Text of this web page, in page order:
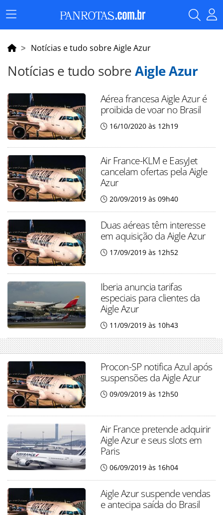
Menu
Principal
Notícias e tudo sobre Aigle Azur
Notícias e tudo sobreAigle Azur
Aérea francesa Aigle Azur é
proibida de voar no Brasil
16/10/2020 às 12h19
Air France-KLM e EasyJet
cancelam ofertas pela Aigle
Azur
20/09/2019 às 09h40
Duas aéreas têm interesse
em aquisição da Aigle Azur
17/09/2019 às 12h52
Iberia anuncia tarifas
especiais para clientes da
Aigle Azur
11/09/2019 às 10h43
Procon-SP notifica Azul após
suspensões da Aigle Azur
09/09/2019 às 12h50
Air France pretende adquirir
Aigle Azur e seus slots em
Paris
06/09/2019 às 16h04
Aigle Azur suspende vendas
e antecipa saída do Brasil